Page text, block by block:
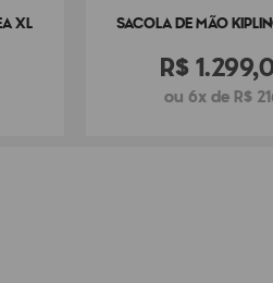
XL SACOLA DE MÃO
R$1.299,
ou 6x de R$